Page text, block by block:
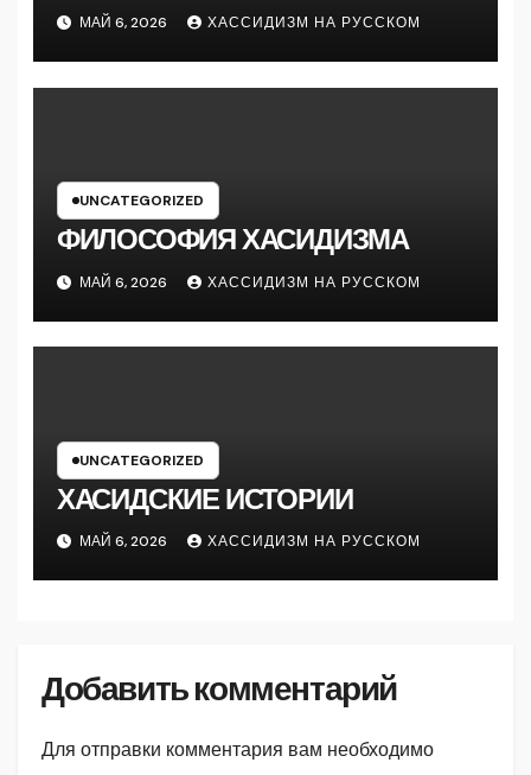
МАЙ 6, 2026 ХАССИДИЗМ НА РУССКОМ
UNCATEGORIZED
ФИЛОСОФИЯ ХАСИДИЗМА
МАЙ 6, 2026 ХАССИДИЗМ НА РУССКОМ
UNCATEGORIZED
ХАСИДСКИЕ ИСТОРИИ
МАЙ 6, 2026 ХАССИДИЗМ НА РУССКОМ
Добавить комментарий
Для отправки комментария вам необходимо